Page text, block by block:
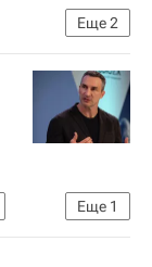
Еще2
Еще 1